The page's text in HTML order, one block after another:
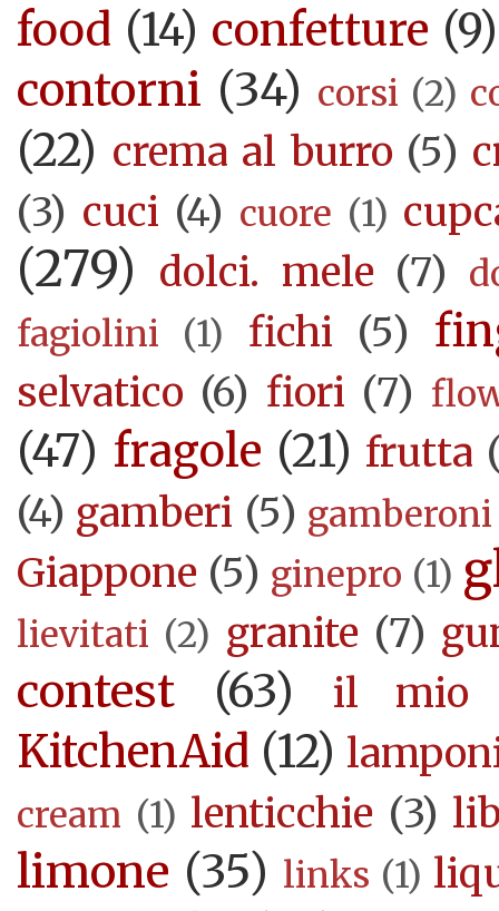
food (14) confetture (9)
contorni (34) corsi (2)
(22) crema al burro (5)
(3) cuci (4) cuore (1)
(279) dolci. mele (7)
fagiolini (1) fichi (5)
selvatico (6) fiori (7)
(47) fragole (21) frutta
(4) gamberi (5) gamberoni
Giappone (5) ginepro (1)
lievitati (2) granite (7)
contest (63) il mio
KitchenAid (12)
cream (1) lenticchie (3)
limone (35) links (1)